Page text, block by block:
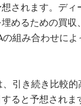
されます。ディ
めるための買収
組み合わせによ
引き続き比較
ると予想されま